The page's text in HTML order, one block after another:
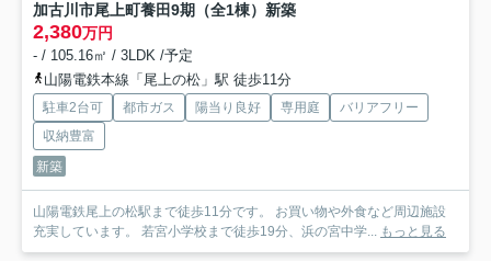
加古川市尾上町養田9期（全1棟）新築
2,380万円
- / 105.16㎡ / 3LDK /予定
山陽電鉄本線「尾上の松」駅 徒歩11分
駐車2台可 都市ガス 陽当り良好 専用庭
バリアフリー
収納豊富
新築
山陽電鉄尾上の松駅まで徒歩11分です。 お買い物や外食など周辺施設
充実しています。 若宮小学校まで徒歩19分、浜の宮中学... もっと見る